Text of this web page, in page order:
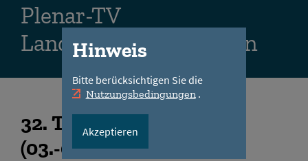
Plenar-TV
Landtag Niedersachsen
32. Tagungsabschnitt
(03.-05.03.2026
Hinweis
Bitte berücksichtigen Sie die
Nutzungsbedingungen .
Akzeptieren